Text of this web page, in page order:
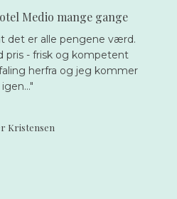
Medio mange gange
det er alle pengene værd.
pris - frisk og kompetent
herfra og jeg kommer
igen..."
Kristensen